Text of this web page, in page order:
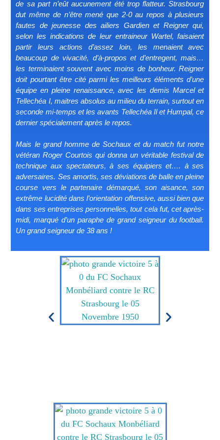
de sa part n’eût aucunement été trop flatteur. Strasbourg
dut même de n’être mené que 2-0 au repos à plusieurs
fautes de jeunesse des ailiers Gardien et Reigner qui,
selon les indications de leur entraineur Wartel, faisaient
partir leurs actions d’assez loin, les menaient avec
beaucoup de vivacité, d’à-propos et d’entregent, mais…
les terminaient souvent avec moins de bonheur. Reigner
doit pourtant être cité parmi les meilleurs éléments d’une
équipe en pleine renaissance, avec les demis Marcel et
Tellechéa I, maitres absolus au milieu du terrain, surtout en
seconde mi-temps et les avants Tellechéa Il et Humpal, ce
dernier spécialement après le repos.
Mais le grand homme de Sochaux et du match fut notre
vétéran Roger Courtois qui donna un véritable festival de
technique aux spectateurs, à ses équipiers et…. à ses
adversaires. Ses amortis, ses déviations de balle en pleine
course vers le partenaire démarqué, son aisance, son
extrême lucidité dans l’orientation offensive, aussi bien que
dans ses entreprises personnelles, tout cela fut, cet après-
midi, marqué d’un paraphe de grand seigneur du football.
Un grand seigneur de 38 ans !